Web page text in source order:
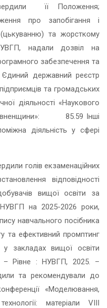
її Положення;
про запобігання і
(цькуванню) та жорсткому
надали дозвіл на
забезпечення та
державний реєстр
та громадських
діяльності «Наукового
Рівненщини»: 85.59 Інші
діяльність у сфері
голів екзаменаційних
відповідності
вищої освіти за
НУВГП на 2025-2026 роки,
навчального посібника
та ефективний промптинг
закладах вищої освіти
– Рівне : НУВГП, 2025. –
та рекомендували до
«Моделювання,
матеріали VIII